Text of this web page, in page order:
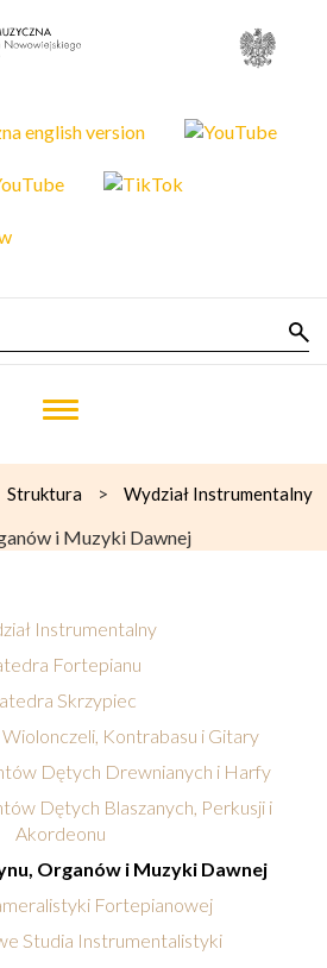
Struktura > Wydział Instrumentalny
i Muzyki Dawnej
Instrumentalny
Fortepianu
Skrzypiec
Kontrabasu i Gitary
Dętych Drewnianych i Harfy
Dętych Blaszanych, Perkusji i
Akordeonu
Organów i Muzyki Dawnej
Fortepianowej
Studia Instrumentalistyki